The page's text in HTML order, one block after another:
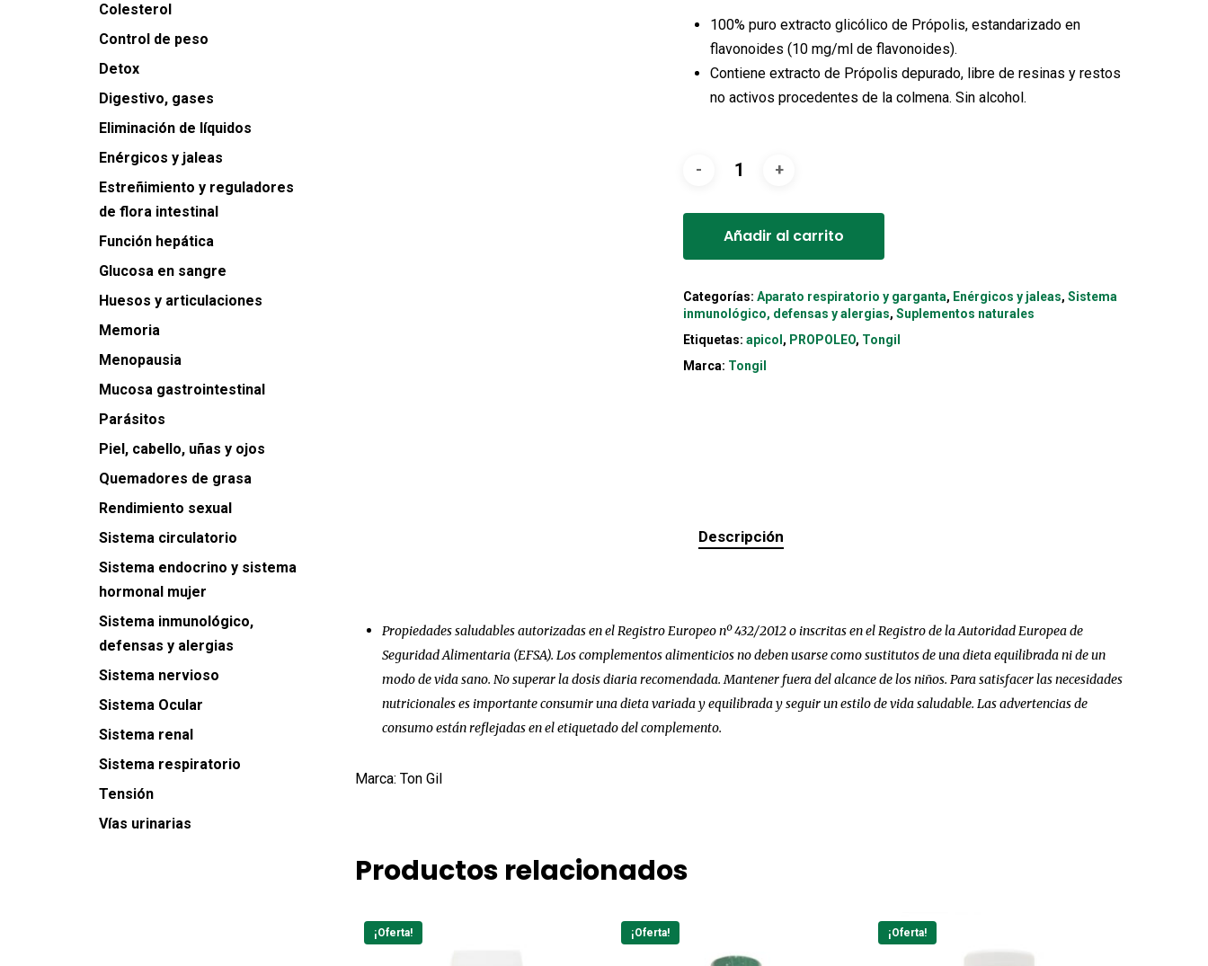
Colesterol
Control de peso
Detox
Digestivo, gases
Eliminación de líquidos
Enérgicos y jaleas
Estreñimiento y reguladores
de flora intestinal
Función hepática
Glucosa en sangre
Huesos y articulaciones
Memoria
Menopausia
Mucosa gastrointestinal
Parásitos
Piel, cabello, uñas y ojos
Quemadores de grasa
Rendimiento sexual
Sistema circulatorio
Sistema endocrino y sistema
hormonal mujer
Sistema inmunológico,
defensas y alergias
Sistema nervioso
Sistema Ocular
Sistema renal
Sistema respiratorio
Tensión
Vías urinarias
100% puro extracto glicólico de Própolis, estandarizado en
flavonoides (10 mg/ml de flavonoides).
Contiene extracto de Própolis depurado, libre de resinas y restos
no activos procedentes de la colmena. Sin alcohol.
Añadir al carrito
Categorías:Aparato respiratorio y garganta, Enérgicos y jaleas,Sistema
inmunológico, defensas y alergias,Suplementos naturales
Etiquetas:apicol , PROPOLEO, Tongil
Marca: Tongil
Descripción
Propiedades saludables autorizadas en el Registro Europeo nº 432/2012 o inscritas en el Registro de la Autoridad Europea de
Seguridad Alimentaria (EFSA). Los complementos alimenticios no deben usarse como sustitutos de una dieta equilibrada ni de un
modo de vida sano. No superar la dosis diaria recomendada. Mantener fuera del alcance de los niños. Para satisfacer las necesidades
nutricionales es importante consumir una dieta variada y equilibrada y seguir un estilo de vida saludable. Las advertencias de
consumo están reflejadas en el etiquetado del complemento.
Marca: Ton Gil
Productos relacionados
¡Oferta! ¡Oferta! ¡Oferta!